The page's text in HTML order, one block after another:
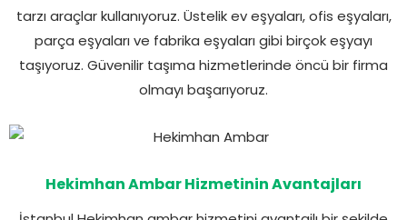
tarzı araçlar kullanıyoruz. Üstelik ev eşyaları, ofis eşyaları,
parça eşyaları ve fabrika eşyaları gibi birçok eşyayı
taşıyoruz. Güvenilir taşıma hizmetlerinde öncü bir firma
olmayı başarıyoruz.
Hekimhan Ambar Hizmetinin Avantajları